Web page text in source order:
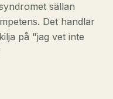
sällan
Det handlar
på "jag vet inte